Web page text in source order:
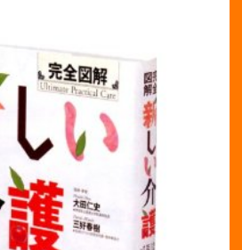
おばあちゃん。